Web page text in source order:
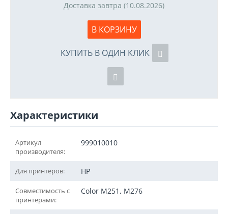
Доставка завтра (10.08.2026)
В КОРЗИНУ
КУПИТЬ В ОДИН КЛИК
Характеристики
Артикул
производителя:
999010010
Для принтеров: HP
Совместимость с
принтерами:
Color M251, M276